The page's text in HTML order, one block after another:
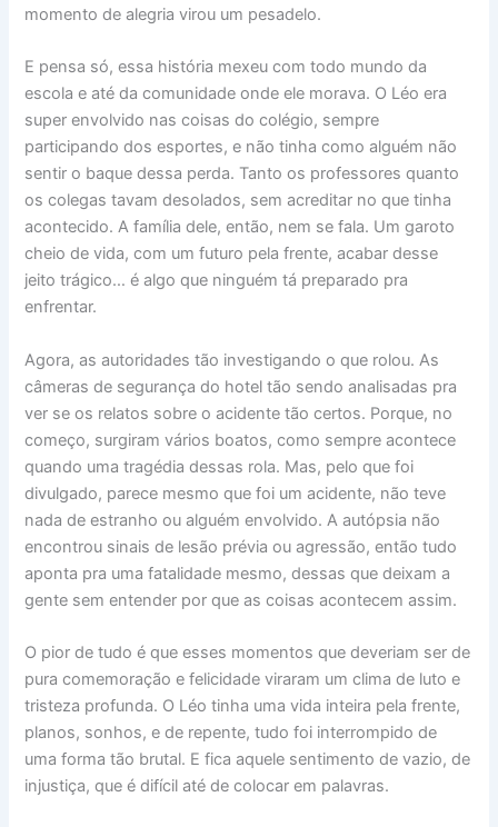
momento de alegria virou um pesadelo.
E pensa só, essa história mexeu com todo mundo da
escola e até da comunidade onde ele morava. O Léo era
super envolvido nas coisas do colégio, sempre
participando dos esportes, e não tinha como alguém não
sentir o baque dessa perda. Tanto os professores quanto
os colegas tavam desolados, sem acreditar no que tinha
acontecido. A família dele, então, nem se fala. Um garoto
cheio de vida, com um futuro pela frente, acabar desse
jeito trágico… é algo que ninguém tá preparado pra
enfrentar.
Agora, as autoridades tão investigando o que rolou. As
câmeras de segurança do hotel tão sendo analisadas pra
ver se os relatos sobre o acidente tão certos. Porque, no
começo, surgiram vários boatos, como sempre acontece
quando uma tragédia dessas rola. Mas, pelo que foi
divulgado, parece mesmo que foi um acidente, não teve
nada de estranho ou alguém envolvido. A autópsia não
encontrou sinais de lesão prévia ou agressão, então tudo
aponta pra uma fatalidade mesmo, dessas que deixam a
gente sem entender por que as coisas acontecem assim.
O pior de tudo é que esses momentos que deveriam ser de
pura comemoração e felicidade viraram um clima de luto e
tristeza profunda. O Léo tinha uma vida inteira pela frente,
planos, sonhos, e de repente, tudo foi interrompido de
uma forma tão brutal. E fica aquele sentimento de vazio, de
injustiça, que é difícil até de colocar em palavras.